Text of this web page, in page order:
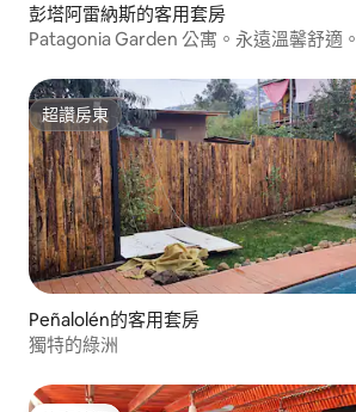
彭塔阿雷納斯的客用套房
Patagonia Garden 公寓。永遠溫馨舒適。
超讚房東
超讚房東
Peñalolén的客用套房
獨特的綠洲